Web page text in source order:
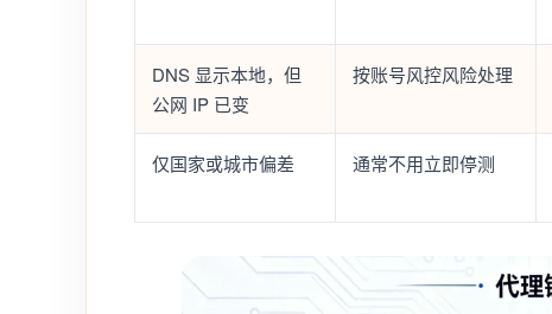
DNS 显示本地，但
公网 IP 已变
按账号风控风险处理
仅国家或城市偏差 通常不用立即停测